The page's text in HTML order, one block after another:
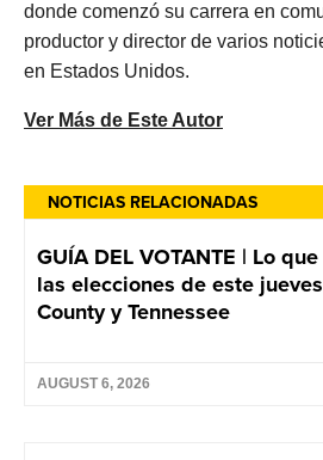
NOTICIAS RELACIONADAS
GUÍA DEL VOTANTE | Lo
las elecciones de este
County y Tennessee
AUGUST 6, 2026
donde comenzó su carrera en
productor y director de varios
en Estados Unidos.
Ver Más de Este Autor